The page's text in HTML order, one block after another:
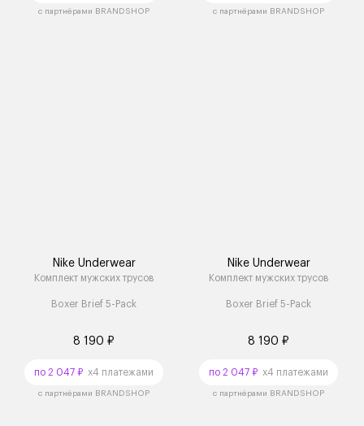
с партнёрами BRANDSHOP с партнёрами BRANDSHOP
Nike Underwear
Комплект мужских трусов
Boxer Brief 5-Pack
8 190 ₽
по 2 047 ₽ x4 платежами
с партнёрами BRANDSHOP
Nike Underwear
Комплект мужских трусов
Boxer Brief 5-Pack
8 190 ₽
по 2 047 ₽ x4 платежами
с партнёрами BRANDSHOP